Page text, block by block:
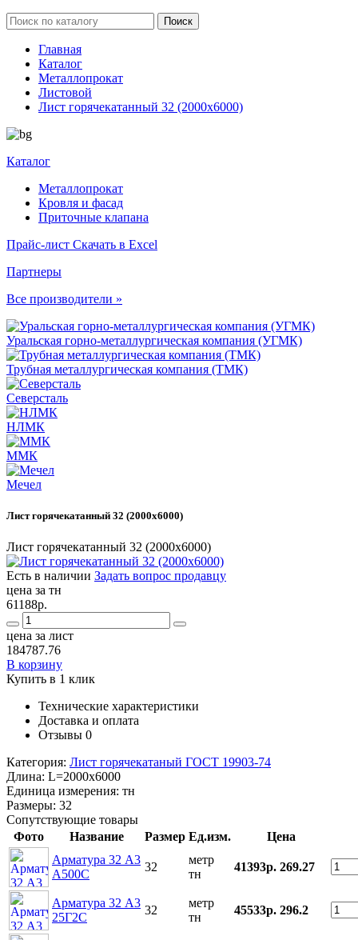
Главная
Каталог
Металлопрокат
Листовой
Лист горячекатанный 32 (2000х6000)
Каталог
Металлопрокат
Кровля и фасад
Приточные клапана
Прайс-лист Скачать в Excel
Партнеры
Все производители »
Уральская горно-металлургическая компания (УГМК)
Трубная металлургическая компания (ТМК)
Северсталь
НЛМК
ММК
Мечел
Лист горячекатанный 32 (2000х6000)
Лист горячекатанный 32 (2000х6000)
Есть в наличии Задать вопрос продавцу
цена за тн
61188р.
цена за лист
184787.76
В корзину
Купить в 1 клик
Технические характеристики
Доставка и оплата
Отзывы 0
Категория: Лист горячекатаный ГОСТ 19903-74
Длина: L=2000x6000
Единица измерения: тн
Размеры: 32
Сопутствующие товары
Фото
Название Размер Ед.изм.
Цена
Арматура 32 А3
А500С
32
метр
тн
41393р. 269.27
Арматура 32 А3
25Г2С
32
метр
тн
45533р. 296.2